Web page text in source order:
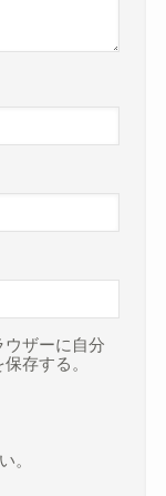
ウザーに自分
存する。
。